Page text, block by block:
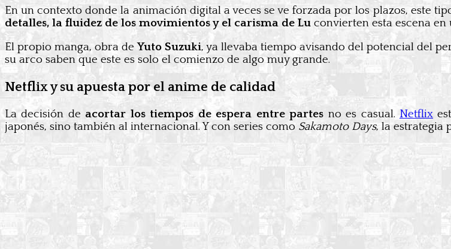
En un contexto donde la animación digital a veces se ve forzada por los plazos, este
detalles, la fluidez de los movimientos y el carisma de Lu convierten esta escena en
El propio manga, obra deYuto Suzuki, ya llevaba tiempo avisando del potencial del
su arco saben que este es solo el comienzo de algo muy grande.
Netflix y su apuesta por el anime de calidad
La decisión de acortar los tiempos de espera entre partes no es casual. Netflix
japonés, sino también al internacional. Y con series como Sakamoto Days, la estrategia